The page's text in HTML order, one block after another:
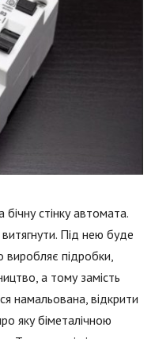
стінку автомата.
Під нею буде
виробляє підробки,
а тому замість
намальована, відкрити
яку біметалічною